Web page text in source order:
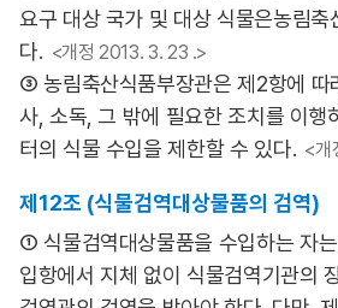
요구 대상 국가 및 대상 식물은농림축
다. <개정 2013. 3. 23 .>
③ 농림축산식품부장관은 제2항에 따
사, 소독, 그 밖에 필요한 조치를 이행
터의 식물 수입을 제한할 수 있다. <개
제12조 (식물검역대상물품의 검역)
① 식물검역대상물품을 수입하는 자
입항에서 지체 없이 식물검역기관의